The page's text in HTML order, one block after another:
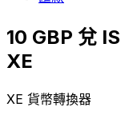
10 GBP 兌
XE
XE 貨幣轉換器